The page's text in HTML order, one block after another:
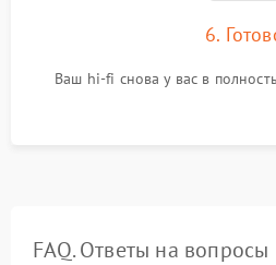
6.
Ваш hi-fi снова у вас в
FAQ. Ответы на вопросы